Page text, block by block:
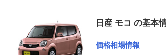
日産 モコ の基本
価格相場情報